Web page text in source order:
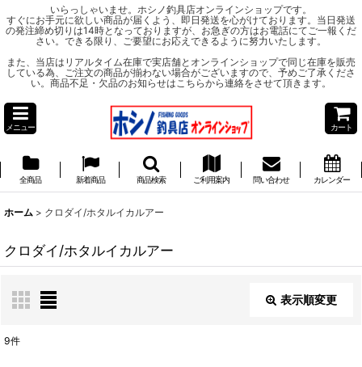
いらっしゃいませ。ホシノ釣具店オンラインショップです。
すぐにお手元に欲しい商品が届くよう、即日発送を心がけております。当日発送
の発注締め切りは14時となっておりますが、お急ぎの方はお電話にてご一報くだ
さい。できる限り、ご要望にお応えできるように努力いたします。
また、当店はリアルタイム在庫で実店舗とオンラインショップで同じ在庫を販売
している為、ご注文の商品が揃わない場合がございますので、予めご了承くださ
い。商品不足・欠品のお知らせはこちらから連絡をさせて頂きます。
メニュー カート
全商品 新着商品 商品検索 ご利用案内 問い合わせ カレンダー
ホーム > クロダイ/ホタルイカルアー
クロダイ/ホタルイカルアー
表示順変更
9件